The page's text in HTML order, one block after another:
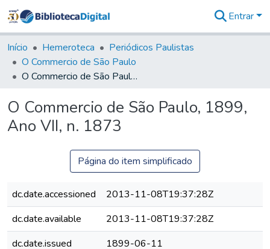
&
Coleções
Tudo na
Biblioteca
Estatísticas
Entrar
Início Hemeroteca
Periódicos Paulistas
O Commercio de São Paulo
O Commercio de São Paulo, 1899, Ano VII, n. 1873
O Commercio de São Paulo, 1899,
Ano VII, n. 1873
Página do item simplificado
dc.date.accessioned
2013-11-08T19:37:28Z
dc.date.available
2013-11-08T19:37:28Z
dc.date.issued
1899-06-11